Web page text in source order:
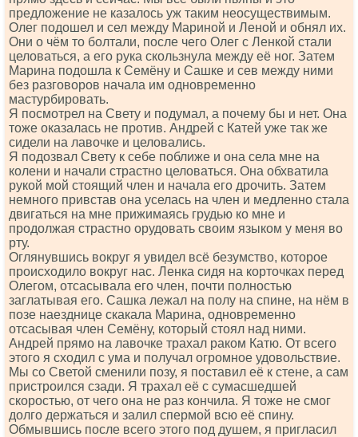
предложение не казалось уж таким неосуществимым.
Олег подошел и сел между Мариной и Леной и обнял их.
Они о чём то болтали, после чего Олег с Ленкой стали
целоваться, а его рука скользнула между её ног. Затем
Марина подошла к Семёну и Сашке и сев между ними
без разговоров начала им одновременно
мастурбировать.
Я посмотрел на Свету и подумал, а почему бы и нет. Она
тоже оказалась не против. Андрей с Катей уже так же
сидели на лавочке и целовались.
Я подозвал Свету к себе поближе и она села мне на
колени и начали страстно целоваться. Она обхватила
рукой мой стоящий член и начала его дрочить. Затем
немного привстав она уселась на член и медленно стала
двигаться на мне прижимаясь грудью ко мне и
продолжая страстно орудовать своим языком у меня во
рту.
Оглянувшись вокруг я увидел всё безумство, которое
происходило вокруг нас. Ленка сидя на корточках перед
Олегом, отсасывала его член, почти полностью
заглатывая его. Сашка лежал на полу на спине, на нём в
позе наезднице скакала Марина, одновременно
отсасывая член Семёну, который стоял над ними.
Андрей прямо на лавочке трахал раком Катю. От всего
этого я сходил с ума и получал огромное удовольствие.
Мы со Светой сменили позу, я поставил её к стене, а сам
пристроился сзади. Я трахал её с сумасшедшей
скоростью, от чего она не раз кончила. Я тоже не смог
долго держаться и залил спермой всю её спину.
Обмывшись после всего этого под душем, я пригласил